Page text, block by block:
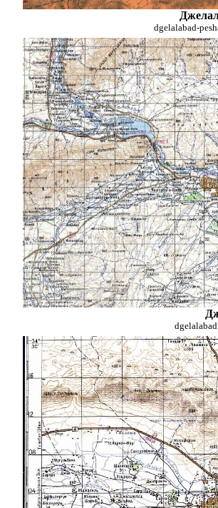
dgelalabad-